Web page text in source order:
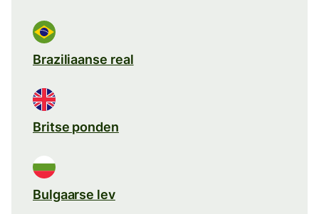
Braziliaanse real
Britse ponden
Bulgaarse lev